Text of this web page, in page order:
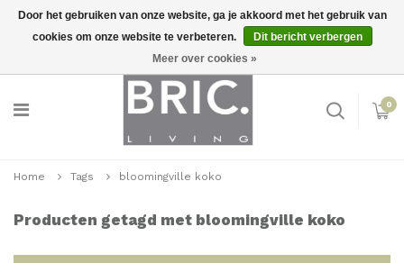
Inloggen
0
Home Tags bloomingville koko
Producten getagd met bloomingville koko
Door het gebruiken van onze website, ga je akkoord met het gebruik van
cookies om onze website te verbeteren.
Dit bericht verbergen
Meer over cookies »